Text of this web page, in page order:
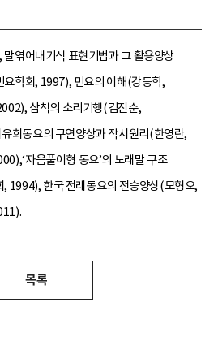
엮어내기식 표현기법과 그 활용양상
학회, 1997), 민요의 이해(강등학,
삼척의 소리기행(김진순,
희동요의 구연양상과 작시원리(한영란,
자음풀이형 동요’의 노래말 구조
1994), 한국 전래동요의 전승양상(모형오,
목록